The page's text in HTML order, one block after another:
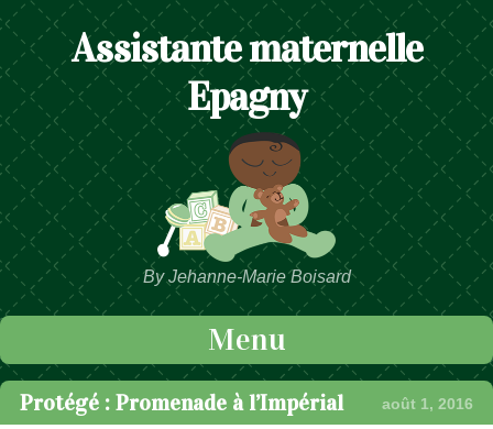
Assistante maternelle
Epagny
By Jehanne-Marie Boisard
Menu
Passer au contenu
Protégé : Promenade à l’Impérial août 1, 2016